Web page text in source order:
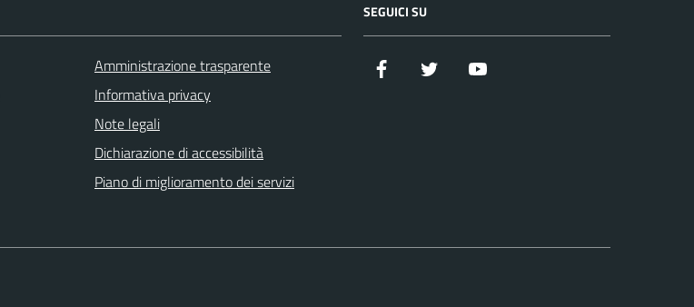
Amministrazione trasparente
Informativa privacy
Note legali
Dichiarazione di accessibilità
Piano di miglioramento dei servizi
SEGUICI SU
Facebook Twitter